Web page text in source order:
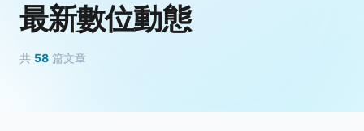
最新數位動態
共 58 篇文章